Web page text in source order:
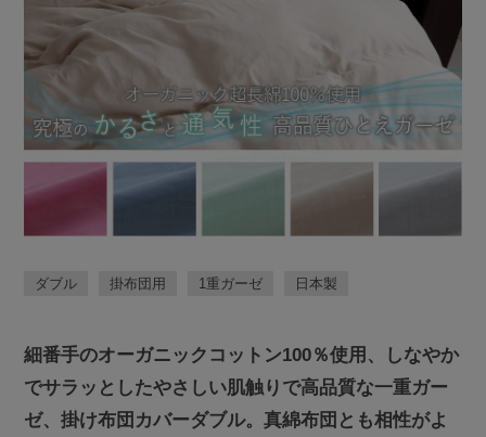
ダブル 掛布団用 1重ガーゼ 日本製
細番手のオーガニックコットン100％使用、しなやか
でサラッとしたやさしい肌触りで高品質な一重ガー
ゼ、掛け布団カバーダブル。真綿布団とも相性がよ